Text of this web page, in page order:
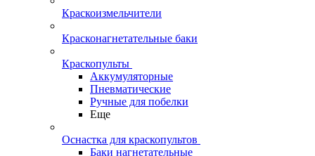
Краскоизмельчители
Красконагнетательные баки
Краскопульты
Аккумуляторные
Пневматические
Ручные для побелки
Еще
Оснастка для краскопультов
Баки нагнетательные